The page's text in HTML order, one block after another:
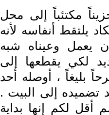
مكتئباً إلى محل
يلتقط أنفاسه لأنه
يعمل وعيناه شبه
لكي يقطعها إلى
بليغاً ، أوصله أحد
تضميده إلى البيت .
أقل لكم إنها بداية